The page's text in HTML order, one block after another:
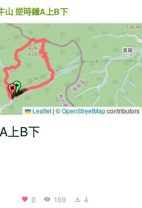
山 逆時鐘A上B下
Leaflet | ©OpenStreetMapcontributors
上B下
0 169 4